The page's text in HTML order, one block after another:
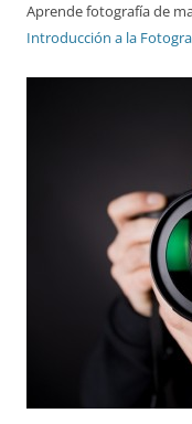
Aprende fotografía de
Introducción a la